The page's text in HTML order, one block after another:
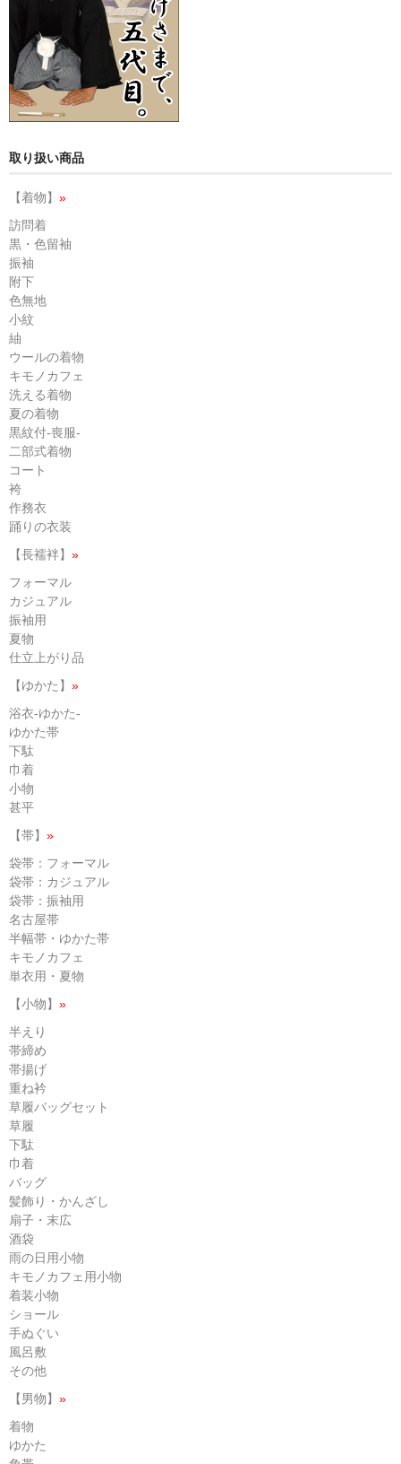
取り扱い商品
【着物】 »
訪問着
黒・色留袖
振袖
附下
色無地
小紋
紬
ウールの着物
キモノカフェ
洗える着物
夏の着物
黒紋付-喪服-
二部式着物
コート
袴
作務衣
踊りの衣装
【長襦袢】 »
フォーマル
カジュアル
振袖用
夏物
仕立上がり品
【ゆかた】 »
浴衣-ゆかた-
ゆかた帯
下駄
巾着
小物
甚平
【帯】 »
袋帯：フォーマル
袋帯：カジュアル
袋帯：振袖用
名古屋帯
半幅帯・ゆかた帯
キモノカフェ
単衣用・夏物
【小物】 »
半えり
帯締め
帯揚げ
重ね衿
草履バッグセット
草履
下駄
巾着
バッグ
髪飾り・かんざし
扇子・末広
酒袋
雨の日用小物
キモノカフェ用小物
着装小物
ショール
手ぬぐい
風呂敷
その他
【男物】 »
着物
ゆかた